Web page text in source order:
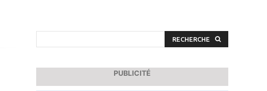
RECHERCHE
PUBLICITÉ